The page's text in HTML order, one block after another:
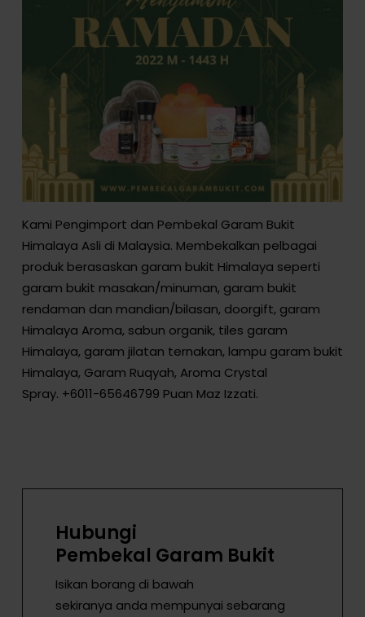
Kami Pengimport dan Pembekal Garam Bukit
Himalaya Asli di Malaysia. Membekalkan pelbagai
produk berasaskan garam bukit Himalaya seperti
garam bukit masakan/minuman, garam bukit
rendaman dan mandian/bilasan, doorgift, garam
Himalaya Aroma, sabun organik, tiles garam
Himalaya, garam jilatan ternakan, lampu garam bukit
Himalaya, Garam Ruqyah, Aroma Crystal
Spray. +6011-65646799 Puan Maz Izzati.
Hubungi
Pembekal Garam Bukit
Isikan borang di bawah
sekiranya anda mempunyai sebarang